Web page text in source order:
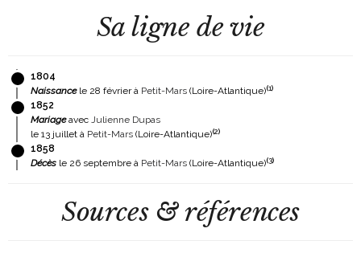
Sa ligne de vie
1804
Naissancele 28 février à Petit-Mars (Loire-Atlantique)(1)
1852
Mariageavec Julienne Dupas
le 13 juillet à Petit-Mars (Loire-Atlantique)(2)
1858
Décès le 26 septembre à Petit-Mars (Loire-Atlantique)(3)
Sources & références